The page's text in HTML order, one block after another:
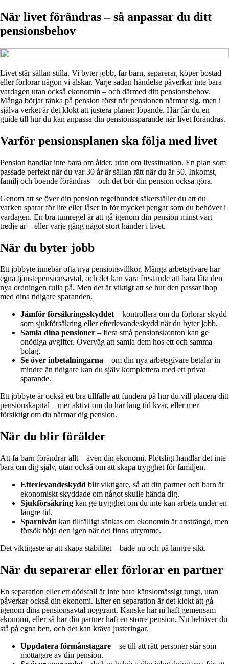
När livet förändras – så anpassar du ditt
pensionsbehov
Livet står sällan stilla. Vi byter jobb, får barn, separerar, köper bostad
eller förlorar någon vi älskar. Varje sådan händelse påverkar inte bara
vardagen utan också ekonomin – och därmed ditt pensionsbehov.
Många börjar tänka på pension först när pensionen närmar sig, men i
själva verket är det klokt att justera planen löpande. Här får du en
guide till hur du kan anpassa din pensionssparande när livet förändras.
Varför pensionsplanen ska följa med livet
Pension handlar inte bara om ålder, utan om livssituation. En plan som
passade perfekt när du var 30 år är sällan rätt när du är 50. Inkomst,
familj och boende förändras – och det bör din pension också göra.
Genom att se över din pension regelbundet säkerställer du att du
varken sparar för lite eller låser in för mycket pengar som du behöver i
vardagen. En bra tumregel är att gå igenom din pension minst vart
tredje år – eller varje gång något stort händer i livet.
När du byter jobb
Ett jobbyte innebär ofta nya pensionsvillkor. Många arbetsgivare har
egna tjänstepensionsavtal, och det kan vara frestande att bara låta den
nya ordningen rulla på. Men det är viktigt att se hur den passar ihop
med dina tidigare sparanden.
Jämför försäkringsskyddet– kontrollera om du förlorar skydd
som sjukförsäkring eller efterlevandeskydd när du byter jobb.
Samla dina pensioner – flera små pensionskonton kan ge
onödiga avgifter. Överväg att samla dem hos ett och samma
bolag.
Se över inbetalningarna – om din nya arbetsgivare betalar in
mindre än tidigare kan du själv komplettera med ett privat
sparande.
Ett jobbyte är också ett bra tillfälle att fundera på hur du vill placera ditt
pensionskapital – mer aktivt om du har lång tid kvar, eller mer
försiktigt om du närmar dig pension.
När du blir förälder
Att få barn förändrar allt – även din ekonomi. Plötsligt handlar det inte
bara om dig själv, utan också om att skapa trygghet för familjen.
Efterlevandeskydd blir viktigare, så att din partner och barn är
ekonomiskt skyddade om något skulle hända dig.
Sjukförsäkring kan ge trygghet om du inte kan arbeta under en
längre tid.
Sparnivån kan tillfälligt sänkas om ekonomin är ansträngd, men
försök höja den igen när det finns utrymme.
Det viktigaste är att skapa stabilitet – både nu och på längre sikt.
När du separerar eller förlorar en partner
En separation eller ett dödsfall är inte bara känslomässigt tungt, utan
påverkar också din ekonomi. Efter en separation är det klokt att gå
igenom dina pensionsavtal noggrant. Kanske har ni haft gemensam
ekonomi, eller så har din partner haft en större pension. Nu behöver du
stå på egna ben, och det kan kräva justeringar.
Uppdatera förmånstagare – se till att rätt personer står som
mottagare av din pension.